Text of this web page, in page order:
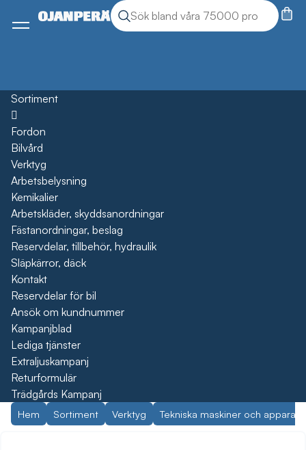
Sök produkter
Sök
Meny
Sortiment
Öppna
Fordon
Bilvård
Verktyg
Arbetsbelysning
Kemikalier
Arbetskläder, skyddsanordningar
Fästanordningar, beslag
Reservdelar, tillbehör, hydraulik
Släpkärror, däck
Kontakt
Reservdelar för bil
Ansök om kundnummer
Kampanjblad
Lediga tjänster
Extraljuskampanj
Returformulär
Trädgårds Kampanj
Hem Sortiment Verktyg Tekniska maskiner och